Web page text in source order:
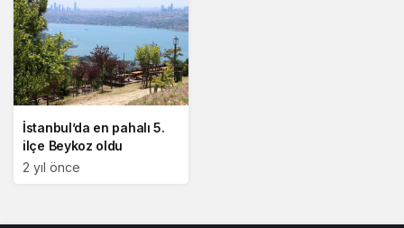
İstanbul’da en pahalı 5.
ilçe Beykoz oldu
2 yıl önce